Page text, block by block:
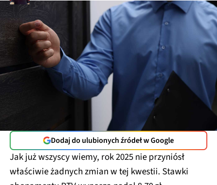
Dodaj do ulubionych źródeł w Google
Jak już wszyscy wiemy, rok 2025 nie przyniósł
właściwie żadnych zmian w tej kwestii. Stawki